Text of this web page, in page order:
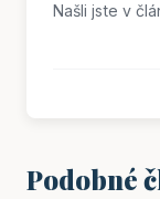
Našli jste v
Podobné